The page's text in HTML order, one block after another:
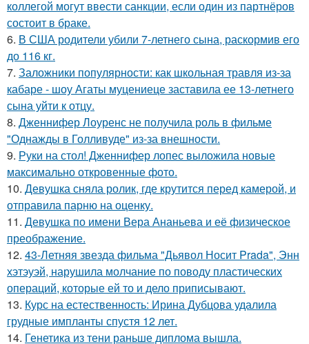
коллегой могут ввести санкции, если один из партнёров
состоит в браке.
6. В США родители убили 7-летнего сына, раскормив его
до 116 кг.
7. Заложники популярности: как школьная травля из-за
кабаре - шоу Агаты муцениеце заставила ее 13-летнего
сына уйти к отцу.
8. Дженнифер Лоуренс не получила роль в фильме
"Однажды в Голливуде" из-за внешности.
9. Руки на стол! Дженнифер лопес выложила новые
максимально откровенные фото.
10. Девушка сняла ролик, где крутится перед камерой, и
отправила парню на оценку.
11. Девушка по имени Вера Ананьева и её физическое
преображение.
12. 43-Летняя звезда фильма "Дьявол Носит Prada", Энн
хэтэуэй, нарушила молчание по поводу пластических
операций, которые ей то и дело приписывают.
13. Курс на естественность: Ирина Дубцова удалила
грудные импланты спустя 12 лет.
14. Генетика из тени раньше диплома вышла.